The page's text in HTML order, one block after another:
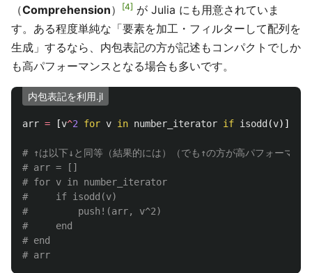
（Comprehension） 4
が Julia にも用意されていま
す。ある程度単純な「要素を加工・フィルターして配列を
生成」するなら、内包表記の方が記述もコンパクトでしか
も高パフォーマンスとなる場合も多いです。
内包表記を利用.jl
arr = [v^2 for v in number_iterator if isodd (v)]
# ↑は以下↓と同等（結果的には）（でも↑の方が高パフォーマン
# arr = []
# for v in number_iterator
#     if isodd(v)
#         push!(arr, v^2)
#     end
# end
# arr